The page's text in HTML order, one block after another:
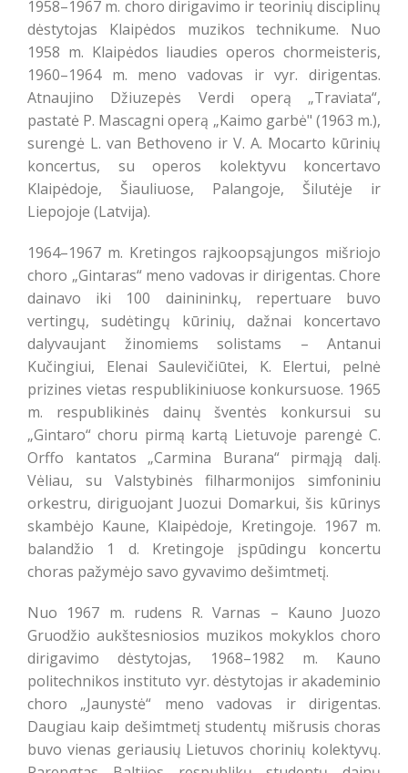
1958–1967 m. choro dirigavimo ir teorinių disciplinų
dėstytojas Klaipėdos muzikos technikume. Nuo
1958 m. Klaipėdos liaudies operos chormeisteris,
1960–1964 m. meno vadovas ir vyr. dirigentas.
Atnaujino Džiuzepės Verdi operą „Traviata“,
pastatė P. Mascagni operą „Kaimo garbė" (1963 m.),
surengė L. van Bethoveno ir V. A. Mocarto kūrinių
koncertus, su operos kolektyvu koncertavo
Klaipėdoje, Šiauliuose, Palangoje, Šilutėje ir
Liepojoje (Latvija).
1964–1967 m. Kretingos rajkoopsąjungos mišriojo
choro „Gintaras“ meno vadovas ir dirigentas. Chore
dainavo iki 100 dainininkų, repertuare buvo
vertingų, sudėtingų kūrinių, dažnai koncertavo
dalyvaujant žinomiems solistams – Antanui
Kučingiui, Elenai Saulevičiūtei, K. Elertui, pelnė
prizines vietas respublikiniuose konkursuose. 1965
m. respublikinės dainų šventės konkursui su
„Gintaro“ choru pirmą kartą Lietuvoje parengė C.
Orffo kantatos „Carmina Burana“ pirmąją dalį.
Vėliau, su Valstybinės filharmonijos simfoniniu
orkestru, diriguojant Juozui Domarkui, šis kūrinys
skambėjo Kaune, Klaipėdoje, Kretingoje. 1967 m.
balandžio 1 d. Kretingoje įspūdingu koncertu
choras pažymėjo savo gyvavimo dešimtmetį.
Nuo 1967 m. rudens R. Varnas – Kauno Juozo
Gruodžio aukštesniosios muzikos mokyklos choro
dirigavimo dėstytojas, 1968–1982 m. Kauno
politechnikos instituto vyr. dėstytojas ir akademinio
choro „Jaunystė“ meno vadovas ir dirigentas.
Daugiau kaip dešimtmetį studentų mišrusis choras
buvo vienas geriausių Lietuvos chorinių kolektyvų.